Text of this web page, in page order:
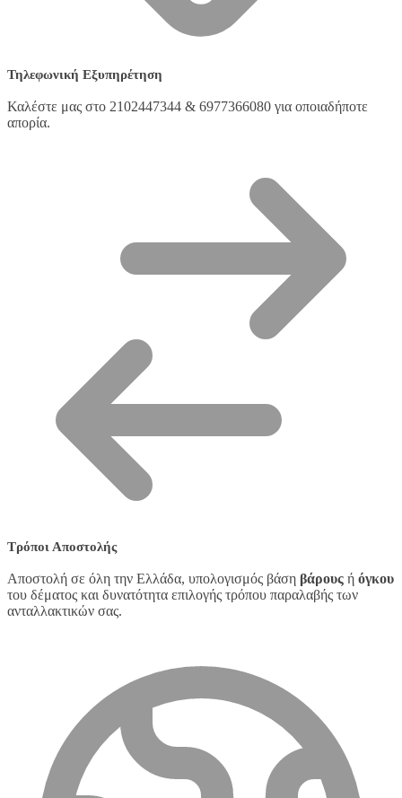
Τηλεφωνική Εξυπηρέτηση
Καλέστε μας στο 2102447344 & 6977366080 για οποιαδήποτε
απορία.
Τρόποι Αποστολής
Αποστολή σε όλη την Ελλάδα, υπολογισμός βάση βάρους ή όγκου
του δέματος και δυνατότητα επιλογής τρόπου παραλαβής των
ανταλλακτικών σας.